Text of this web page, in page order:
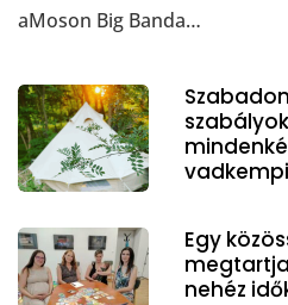
aMoson Big Banda…
Egy
nehéz